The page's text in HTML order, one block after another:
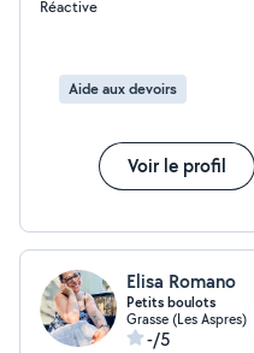
Réactive
Aide aux devoirs
Voir le profil
Elisa Romano
Petits boulots
Grasse (Les Aspres)
-/5